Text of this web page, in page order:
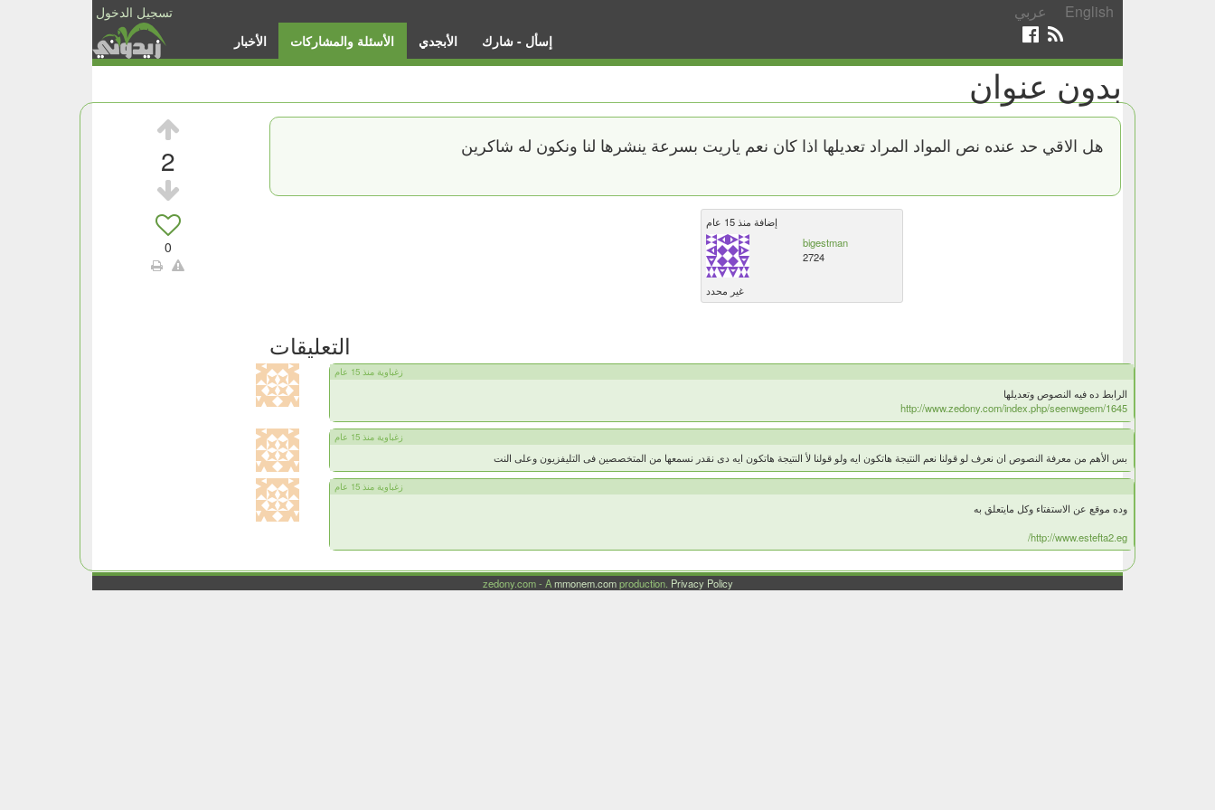
تسجيل الدخول عربي English
الأخبار الأسئلة والمشاركات الأبجدي إسأل - شارك
بدون عنوان
2
0
هل الاقي حد عنده نص المواد المراد تعديلها اذا كان نعم ياريت بسرعة ينشرها لنا ونكون له شاكرين
إضافة منذ 15 عام
bigestman
2724
غير محدد
التعليقات
زغباوية منذ 15 عام
الرابط ده فيه النصوص وتعديلها
http://www.zedony.com/index.php/seenwgeem/1645
زغباوية منذ 15 عام
بس الأهم من معرفة النصوص ان نعرف لو قولنا نعم النتيجة هاتكون ايه ولو قولنا لأ النتيجة هاتكون ايه دى نقدر نسمعها من المتخصصين فى التليفزيون وعلى النت
زغباوية منذ 15 عام
وده موقع عن الاستفتاء وكل مايتعلق به
http://www.estefta2.eg/
zedony.com - Ammonem.comproduction. Privacy Policy